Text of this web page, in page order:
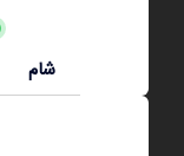
شام